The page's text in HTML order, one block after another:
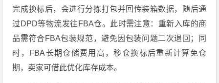
完成换标后，会进行分拣打包并回传装箱数据，随后通
过DPD等物流发往FBA仓。此时需注意：重新入库的商
品需符合FBA包装规范，避免因包装问题二次退回；同
时，FBA长期仓储费用高，移仓换标后重新计算免仓
期，卖家可借此优化库存成本。